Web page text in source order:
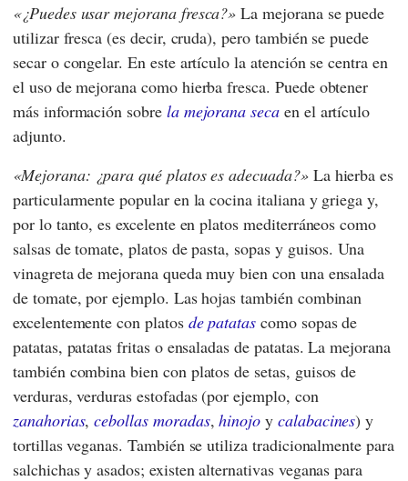
¿Puedes usar mejorana fresca? La mejorana se puede
utilizar fresca (es decir, cruda), pero también se puede
secar o congelar. En este artículo la atención se centra en
el uso de mejorana como hierba fresca. Puede obtener
más información sobre la mejorana secaen el artículo
adjunto.
Mejorana: ¿para qué platos es adecuada? La hierba es
particularmente popular en la cocina italiana y griega y,
por lo tanto, es excelente en platos mediterráneos como
salsas de tomate, platos de pasta, sopas y guisos. Una
vinagreta de mejorana queda muy bien con una ensalada
de tomate, por ejemplo. Las hojas también combinan
excelentemente con platos de patatas como sopas de
patatas, patatas fritas o ensaladas de patatas. La mejorana
también combina bien con platos de setas, guisos de
verduras, verduras estofadas (por ejemplo, con
zanahorias,cebollas moradas,hinojo y calabacines) y
tortillas veganas. También se utiliza tradicionalmente para
salchichas y asados; existen alternativas veganas para